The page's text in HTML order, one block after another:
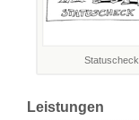
Statuscheck
Leistungen